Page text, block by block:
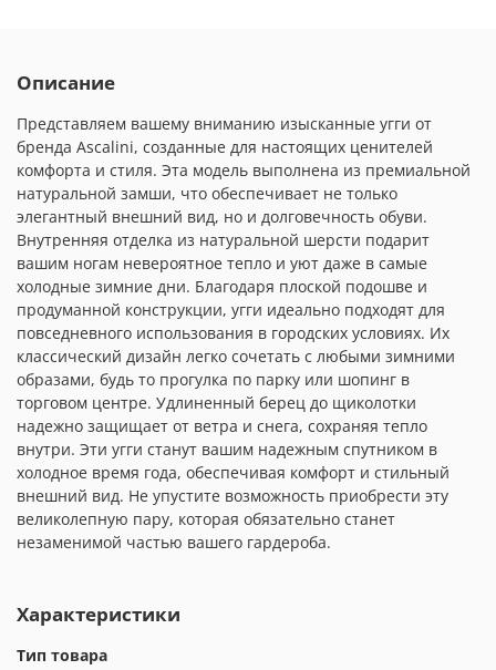
Описание
Представляем вашему вниманию изысканные угги от
бренда Ascalini, созданные для настоящих ценителей
комфорта и стиля. Эта модель выполнена из премиальной
натуральной замши, что обеспечивает не только
элегантный внешний вид, но и долговечность обуви.
Внутренняя отделка из натуральной шерсти подарит
вашим ногам невероятное тепло и уют даже в самые
холодные зимние дни. Благодаря плоской подошве и
продуманной конструкции, угги идеально подходят для
повседневного использования в городских условиях. Их
классический дизайн легко сочетать с любыми зимними
образами, будь то прогулка по парку или шопинг в
торговом центре. Удлиненный берец до щиколотки
надежно защищает от ветра и снега, сохраняя тепло
внутри. Эти угги станут вашим надежным спутником в
холодное время года, обеспечивая комфорт и стильный
внешний вид. Не упустите возможность приобрести эту
великолепную пару, которая обязательно станет
незаменимой частью вашего гардероба.
Характеристики
Тип товара